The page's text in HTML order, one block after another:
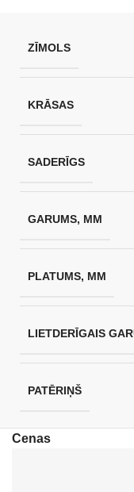
ZĪMOLS
KRĀSAS
SADERĪGS
GARUMS, MM
PLATUMS, MM
LIETDERĪGAIS
PATĒRIŅŠ
Cenas